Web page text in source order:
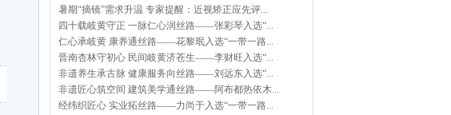
暑期“摘镜”需求升温 专家提醒：近视矫正应先评...
四十载岐黄守正 一脉仁心润丝路——张彩琴入选“...
仁心承岐黄 康养通丝路——花黎珉入选“一带一路...
晋南杏林守初心 民间岐黄济苍生——李财旺入选“...
非遗养生承古脉 健康服务向丝路——刘远东入选“...
非遗匠心筑空间 建筑美学通丝路——阿布都热依木...
经纬织匠心 实业拓丝路——力尚于入选“一带一路...